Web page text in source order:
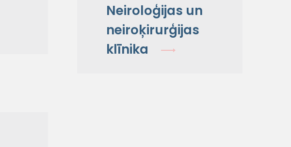
Neiroloģijas un
neiroķirurģijas
klīnika